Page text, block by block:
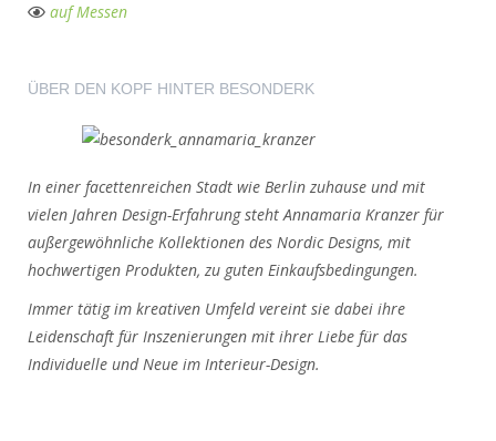
auf Messen
ÜBER DEN KOPF HINTER BESONDERK
In einer facettenreichen Stadt wie Berlin zuhause und mit
vielen Jahren Design-Erfahrung steht Annamaria Kranzer für
außergewöhnliche Kollektionen des Nordic Designs, mit
hochwertigen Produkten, zu guten Einkaufsbedingungen.
Immer tätig im kreativen Umfeld vereint sie dabei ihre
Leidenschaft für Inszenierungen mit ihrer Liebe für das
Individuelle und Neue im Interieur-Design.